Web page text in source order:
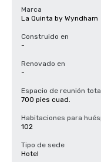
Marca
La Quinta by Wyndham
Construido en
-
Renovado en
-
Espacio de reunión
700 pies cuad.
Habitaciones para
102
Tipo de sede
Hotel